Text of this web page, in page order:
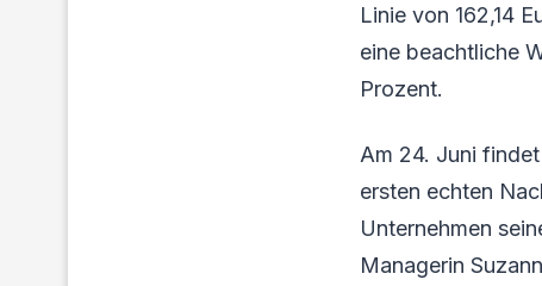
Linie von 162,14
eine beachtliche
Prozent.
Am 24. Juni
ersten echten
Unternehmen
Managerin